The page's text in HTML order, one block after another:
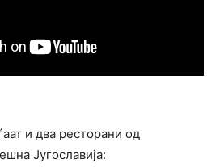
и два ресторани од
Југославија: